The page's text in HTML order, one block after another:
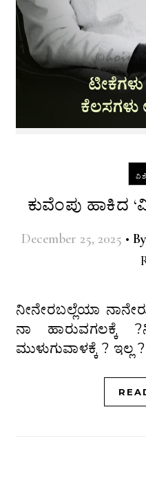
ಕುವೆಂಪು ಹಾಕಿದ
December 25, 2025 • By
ನೀನೇರಬಲ್ಲೆಯಾ ನಾನೇರುವೆತ್ತರಕೆ ?ನೀ ಹಾರಬಲ್ಲೆಯಾ
ನಾ ಹಾರುವಗಲಕ್ಕೆ
ಮುಳುಗುವಾಳಕ್ಕೆ ?